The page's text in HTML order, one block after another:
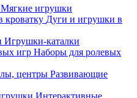
Мягкие игрушки
Дуги и игрушки в
Игрушки-каталки
Наборы для ролевых
Развивающие
Интерактивные